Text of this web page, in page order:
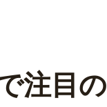
注目の